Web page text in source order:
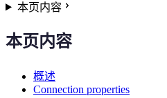
本页内容
本页内容
概述
Connection properties